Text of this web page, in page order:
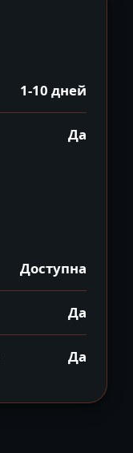
1-10 дней
Да
Доступна
Да
Да